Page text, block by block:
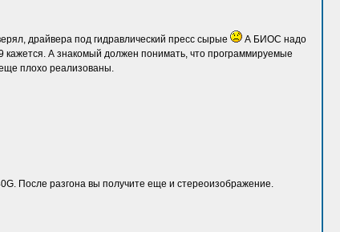
драйвера под гидравлический пресс сырые
А БИОС надо
А знакомый должен понимать, что программируемые
плохо реализованы.
После разгона вы получите еще и стереоизображение.